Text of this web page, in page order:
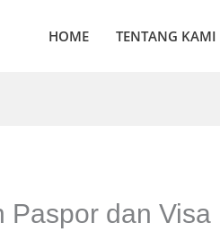
HOME TENTANG KAMI
Paspor dan Visa